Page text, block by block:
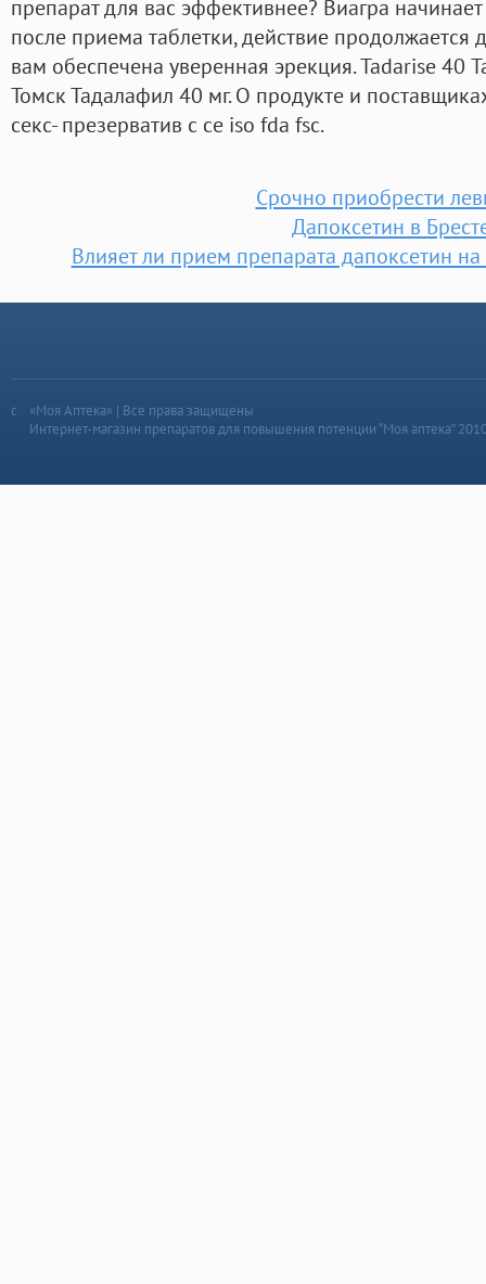
препарат для вас эффективнее? Виагра
после приема таблетки, действие продолжается
вам обеспечена уверенная эрекция. Tadarise 40
Томск Тадалафил 40 мг. О продукте и
секс- презерватив с ce iso fda fsc.
Срочно приобрести
Дапоксетин в
Влияет ли прием препарата дапоксетин
«Моя Аптека» | Все права защищены
Интернет-магазин препаратов для повышения потенции “Моя аптека”